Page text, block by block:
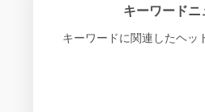
キーワードニ
キーワードに関連したヘッ